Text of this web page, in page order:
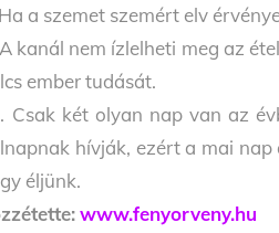
a szemet szemért elv
kanál nem ízlelheti meg az
ember tudását.
Csak két olyan nap van az
hívják, ezért a mai nap
éljünk.
www.fenyorveny.hu